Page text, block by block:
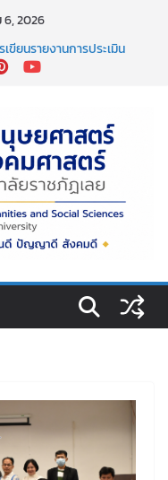
2026
ยชน์เนื่องในวันข้าราชการ
ขียนรายงานการประเมิน
พระราชทานเครื่องราช
ระจำปี ๒๕๖๘
ทธรูปและรดน้ำขอพร
หาวิทยาลัยราชภัฏเลย ขอ
ณ์ ชัยกุหลาบ ที่ได้รับการตี